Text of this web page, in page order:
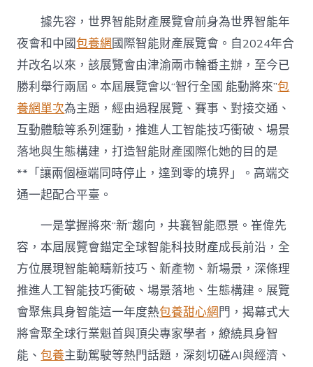
比
較
新
牌”〉
中
據先容，世界智能財產展覽會前身為世界智能年
夜會和中國包養網國際智能財產展覽會。自2024年合
并改名以來，該展覽會由津渝兩市輪番主辦，至今已
勝利舉行兩屆。本屆展覽會以“智行全國 能動將來”包
養網單次為主題，經由過程展覽、賽事、對接交通、
互動體驗等系列運動，推進人工智能技巧衝破、場景
落地與生態構建，打造智能財產國際化她的目的是
**「讓兩個極端同時停止，達到零的境界」。高端交
通一起配合平臺。
一是掌握將來“新”趨向，共襄智能愿景。崔偉先
容，本屆展覽會錨定全球智能科技財產成長前沿，全
方位展現智能範疇新技巧、新產物、新場景，深條理
推進人工智能技巧衝破、場景落地、生態構建。展覽
會聚焦具身智能這一年度熱包養甜心網門，揭幕式大
將會聚全球行業魁首與頂尖專家學者，繚繞具身智
能、包養主動駕駛等熱門話題，深刻切磋AI與經濟、